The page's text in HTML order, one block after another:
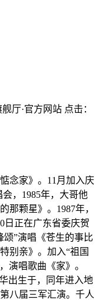
舰厅·官方网站 点击：
念家》。11月加入庆
，1985年，大哥他
那颗星》。1987年，
日正在广东省委庆贺
”演唱《苍生的事比
别亲》。加入“祖国
演唱歌曲《家》。
出生于，同年进入地
八届三军汇演。千人